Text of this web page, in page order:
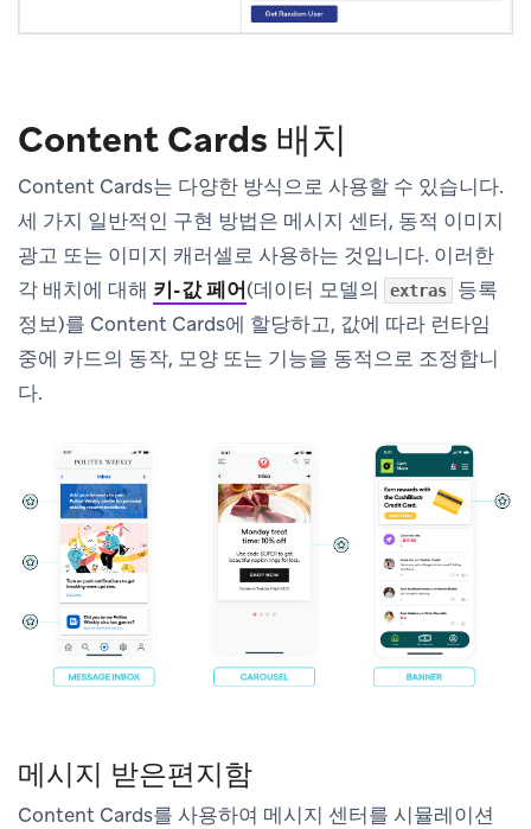
Content Cards 배치
Content Cards는 다양한 방식으로 사용할 수 있습니다.
세 가지 일반적인 구현 방법은 메시지 센터, 동적 이미지
광고 또는 이미지 캐러셀로 사용하는 것입니다. 이러한
각 배치에 대해 키-값 페어(데이터 모델의 extras
등록
정보)를 Content Cards에 할당하고, 값에 따라 런타임
중에 카드의 동작, 모양 또는 기능을 동적으로 조정합니
다.
메시지 받은편지함
Content Cards를 사용하여 메시지 센터를 시뮬레이션